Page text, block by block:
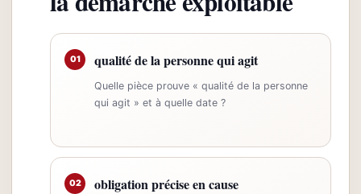
01 qualité de la personne qui agit
Quelle pièce prouve « qualité de la personne
qui agit » et à quelle date ?
02 obligation précise en cause